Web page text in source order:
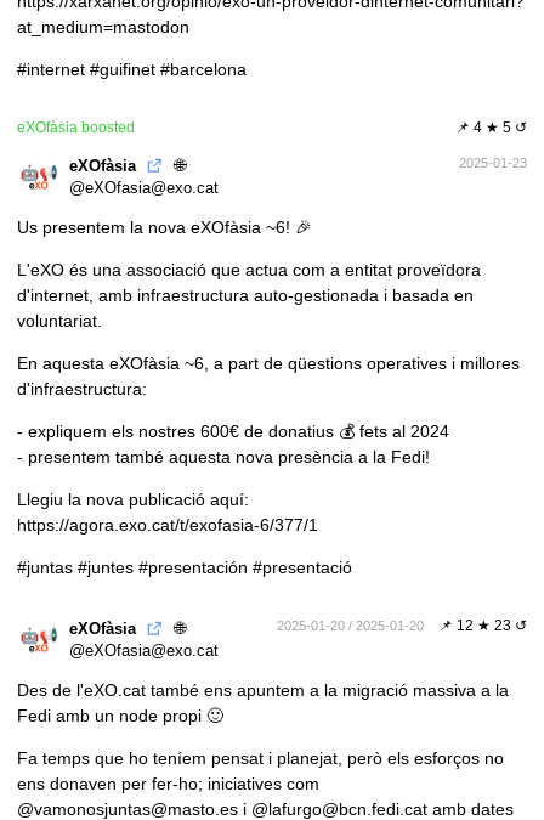
at_medium=mastodon
#internet #guifinet #barcelona
📌 4 ★ 5 ↺
eXOfàsia boosted
eXOfàsia 🌐 2025-01-23
@eXOfasia@exo.cat
Us presentem la nova eXOfàsia ~6! 🎉
L'eXO és una associació que actua com a entitat proveïdora
d'internet, amb infraestructura auto-gestionada i basada en
voluntariat.
En aquesta eXOfàsia ~6, a part de qüestions operatives i millores
d'infraestructura:
- expliquem els nostres 600€ de donatius 💰️ fets al 2024
- presentem també aquesta nova presència a la Fedi!
Llegiu la nova publicació aquí:
https://agora.exo.cat/t/exofasia-6/377/1
#juntas #juntes #presentación #presentació
📌 12 ★ 23 ↺
eXOfàsia 🌐 2025-01-20 / 2025-01-20
@eXOfasia@exo.cat
Des de l'eXO.cat també ens apuntem a la migració massiva a la
Fedi amb un node propi 🙂
Fa temps que ho teníem pensat i planejat, però els esforços no
ens donaven per fer-ho; iniciatives com
@vamonosjuntas@masto.es i @lafurgo@bcn.fedi.cat amb dates